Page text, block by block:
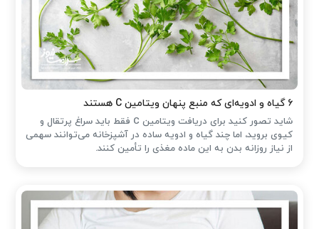
۶ گیاه و ادویه‌ای که منبع پنهان ویتامین C هستند
شاید تصور کنید برای دریافت ویتامین C فقط باید سراغ پرتقال و
کیوی بروید، اما چند گیاه و ادویه ساده در آشپزخانه می‌توانند سهمی
از نیاز روزانه بدن به این ماده مغذی را تأمین کنند.